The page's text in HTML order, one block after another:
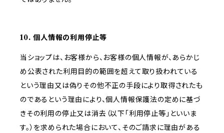
10. 個人情報の利用停止等
当ショップは、お客様から、お客様の個人情報が、あらかじ
め公表された利用目的の範囲を超えて取り扱われている
という理由又は偽りその他不正の手段により取得されたも
のであるという理由により、個人情報保護法の定めに基づ
きその利用の停止又は消去（以下「利用停止等」といいま
す。）を求められた場合において、そのご請求に理由がある